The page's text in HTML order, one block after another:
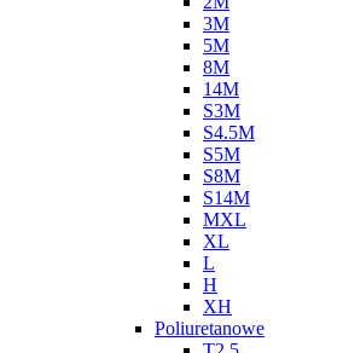
3M
5M
8M
14M
S3M
S4.5M
S5M
S8M
S14M
MXL
XL
L
H
XH
Poliuretanowe